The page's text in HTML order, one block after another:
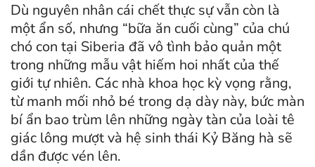
Dù nguyên nhân cái chết thực sự vẫn còn là
một ẩn số, nhưng “bữa ăn cuối cùng” của chú
chó con tại Siberia đã vô tình bảo quản một
trong những mẫu vật hiếm hoi nhất của thế
giới tự nhiên. Các nhà khoa học kỳ vọng rằng,
từ manh mối nhỏ bé trong dạ dày này, bức màn
bí ẩn bao trùm lên những ngày tàn của loài tê
giác lông mượt và hệ sinh thái Kỷ Băng hà sẽ
dần được vén lên.